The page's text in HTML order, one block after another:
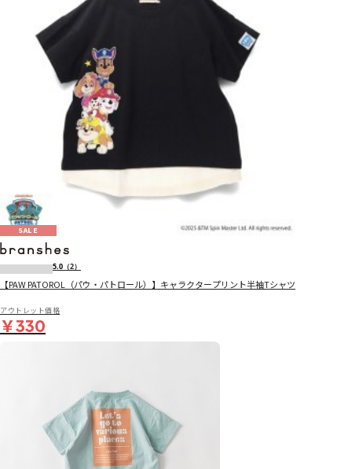
SALE
5.0 （2）
【PAW PATOROL（パウ・パトロール）】キャラクタープリント半袖Tシャツ
アウトレット価格
￥330